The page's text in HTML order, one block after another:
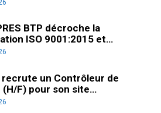
BTP décroche la
ISO 9001:2015 et…
recrute un Contrôleur de
(H/F) pour son site…